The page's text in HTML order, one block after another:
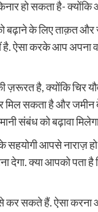
हो सकता है-
बढ़ाने के लिए ताक़त
है. ऐसा करके आप अपना
है, क्योंकि चिर
मिल सकता है और
संबंध को बढ़ावा
सहयोगी आपसे
देगा. क्या आपको
सकते हैं. ऐसा करना